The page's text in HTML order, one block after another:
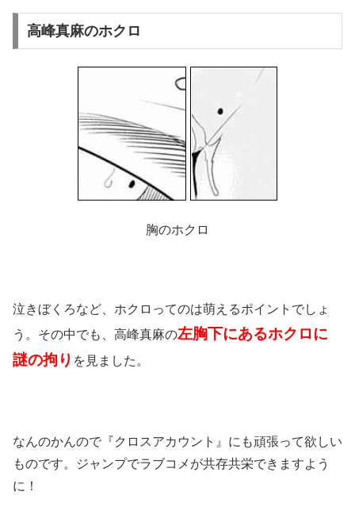
高峰真麻のホクロ
胸のホクロ
泣きぼくろなど、ホクロってのは萌えるポイントでしょ
う。その中でも、高峰真麻の左胸下にあるホクロに
謎の拘り を見ました。
なんのかんので『クロスアカウント』にも頑張って欲しい
ものです。ジャンプでラブコメが共存共栄できますよう
に！